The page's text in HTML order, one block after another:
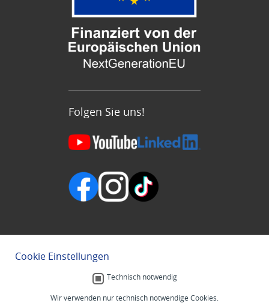
Folgen Sie uns!
Cookie Einstellungen
Technisch notwendig
Wir verwenden nur technisch notwendige Cookies.